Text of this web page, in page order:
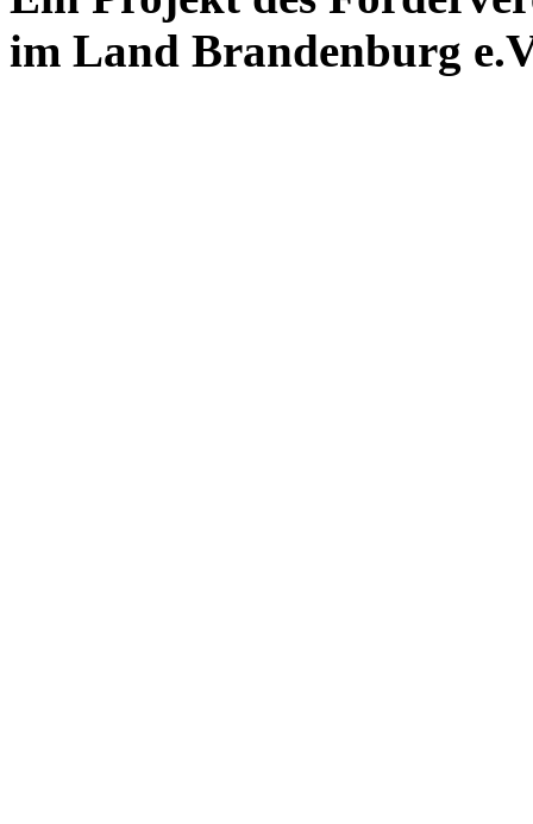
im Land Brandenburg